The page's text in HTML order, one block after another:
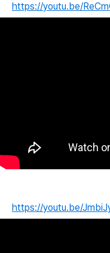
https://youtu.be/
https://youtu.be/